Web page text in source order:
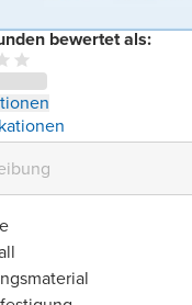
bewertet als: